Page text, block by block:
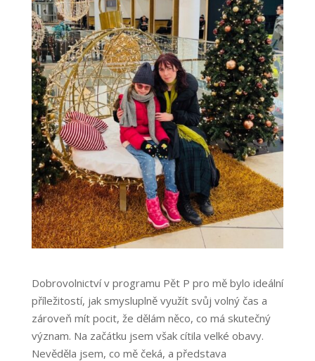
Dobrovolnictví v programu Pět P pro mě bylo ideální
příležitostí, jak smysluplně využít svůj volný čas a
zároveň mít pocit, že dělám něco, co má skutečný
význam. Na začátku jsem však cítila velké obavy.
Nevěděla jsem, co mě čeká, a představa